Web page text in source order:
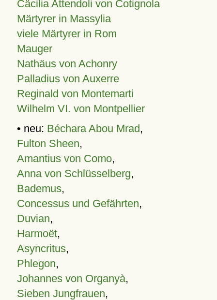
Cäcilia Attendoli von Cotignola
Märtyrer in Massylia
viele Märtyrer in Rom
Mauger
Nathäus von Achonry
Palladius von Auxerre
Reginald von Montemarti
Wilhelm VI. von Montpellier
• neu: Béchara Abou Mrad,
Fulton Sheen,
Amantius von Como,
Anna von Schlüsselberg,
Bademus,
Concessus und Gefährten,
Duvian,
Harmoët,
Asyncritus,
Phlegon,
Johannes von Organyà,
Sieben Jungfrauen,